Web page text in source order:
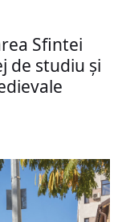
Sfintei
de studiu și